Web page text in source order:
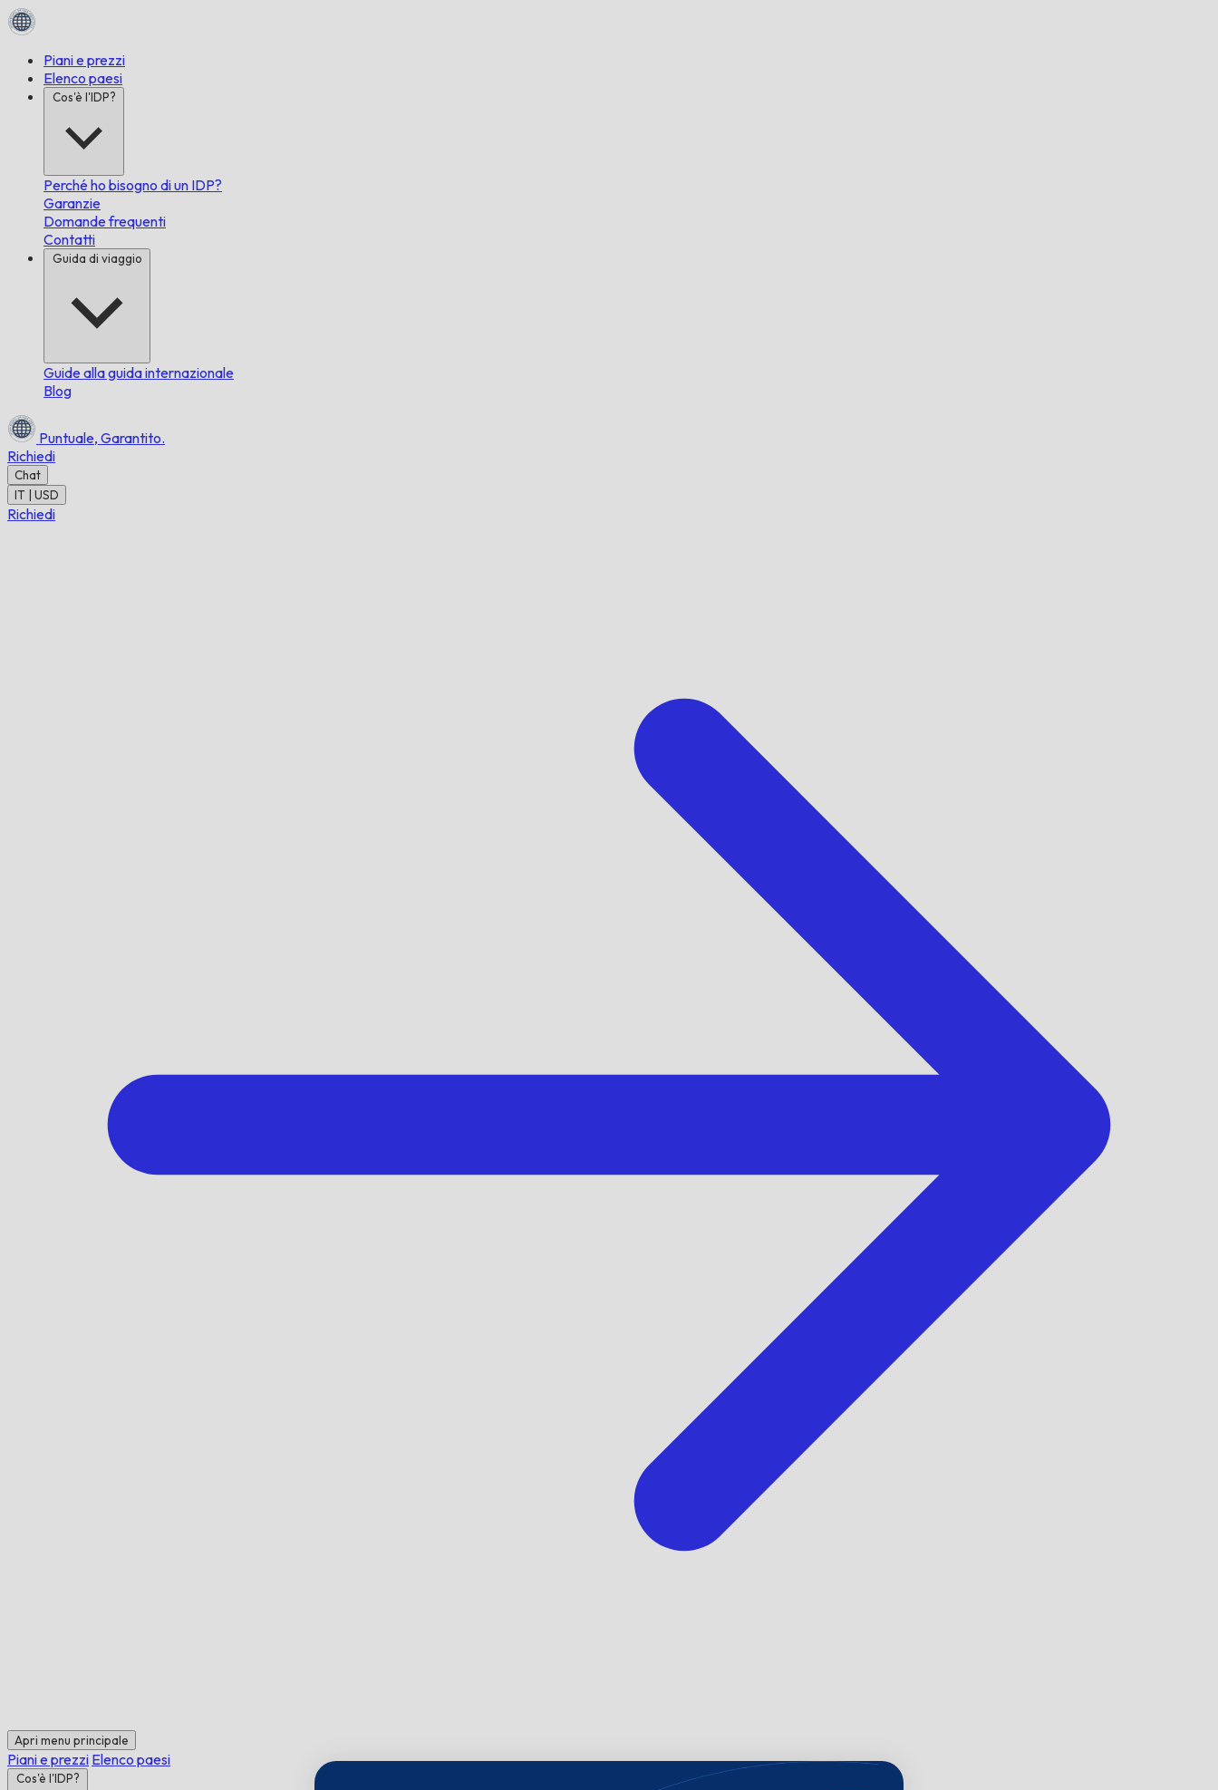
Piani e prezzi
Elenco paesi
Cos'è l'IDP?
Perché ho bisogno di un IDP?
Garanzie
Domande frequenti
Contatti
Guida di viaggio
Guide alla guida internazionale
Blog
Puntuale, Garantito.
Richiedi
Chat
IT | USD
Richiedi
Apri menu principale
Piani e prezzi Elenco paesi
Cos'è l'IDP?